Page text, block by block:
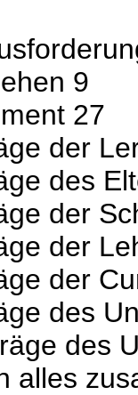
9
27
der
des
der
der
der
des
des
alles